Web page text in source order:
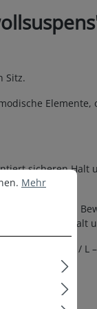
Sitz.
sicheren Halt
und
sicheren Halt
/ M – 5 - 50 / L
Mehr
Mehr